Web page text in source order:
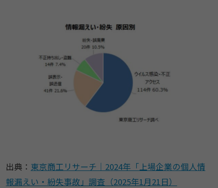
出典： 東京商工リサーチ｜2024年「上場企業の個人情
報漏えい・紛失事故」調査（2025年1月21日）